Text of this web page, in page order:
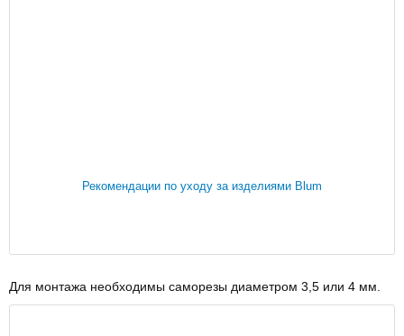
Рекомендации по уходу за изделиями Blum
Для монтажа необходимы саморезы диаметром 3,5 или 4 мм.